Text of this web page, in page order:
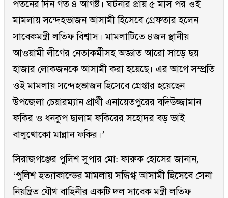
পতনের দিন গত ৪ আগষ্ট। ঘটনার প্রায় ৫ মাস পর ওই
মামলায় সন্দেহভাজন আসামী হিসেবে গ্রেফতার হলেন
সাবেকমন্ত্রী লতিফ বিশ্বাস। মামলাটিতে ৪জন স্থানীয়
আওয়ামী লীগের নেতাকর্মীসহ অজ্ঞাত আরো সাড়ে ছয়
হাজার লোকজনকে আসামী করা হয়েছে। এর আগে সম্প্রতি
ওই মামলায় সন্দেহভাজন হিসেবে গ্রেপ্তার হয়েছেন
উপজেলা চেয়ারম্যান প্রার্থী এনায়েতপুরের বদিউজ্জামান
ফকির ও ধনকুপ ছালাম ফকিরের সহোদর বড় ভাই
বালুখোকো মান্নান ফকির।’
সিরাজগঞ্জের পুলিশ সুপার মো: ফারুক হোসের জানান,
‘পুলিশ হত্যাকান্ডের মামলায় সন্ধিগ্ধ আসামী হিসেবে সেনা
নিয়ন্ত্রিত যৌথ বাহিনীর একটি দল সাবেক মন্ত্রী লতিফ